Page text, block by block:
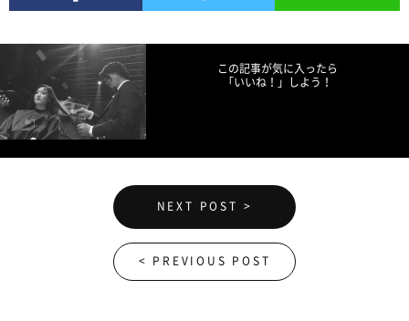
この記事が気に入ったら
「いいね！」しよう！
NEXT POST >
< PREVIOUS POST